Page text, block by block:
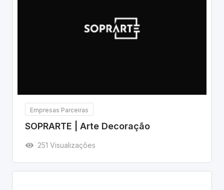
Empresas Parceiras
SOPRARTE | Arte Decoração
251 Visualizações